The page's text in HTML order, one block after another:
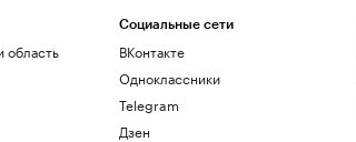
область
Социальные сети
ВКонтакте
Одноклассники
Telegram
Дзен